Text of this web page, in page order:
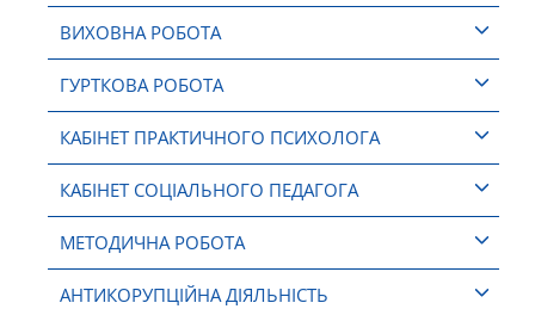
ВИХОВНА РОБОТА
ГУРТКОВА РОБОТА
КАБІНЕТ ПРАКТИЧНОГО ПСИХОЛОГА
КАБІНЕТ СОЦІАЛЬНОГО ПЕДАГОГА
МЕТОДИЧНА РОБОТА
АНТИКОРУПЦІЙНА ДІЯЛЬНІСТЬ